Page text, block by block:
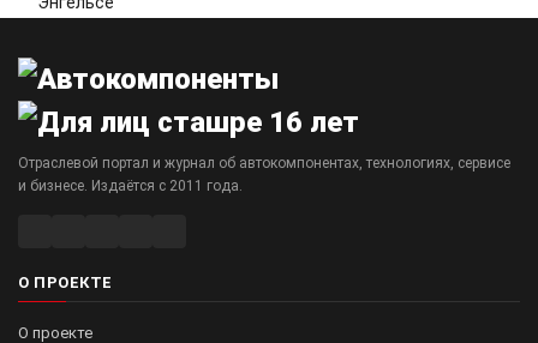
Отраслевой портал и журнал об автокомпонентах, технологиях, сервисе
и бизнесе. Издаётся с 2011 года.
О ПРОЕКТЕ
О проекте